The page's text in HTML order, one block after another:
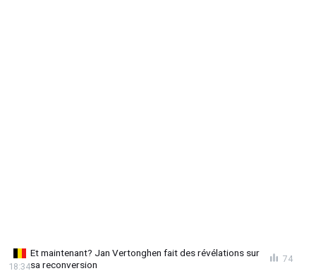
Et maintenant? Jan Vertonghen fait des révélations sur
sa reconversion
18:34
74